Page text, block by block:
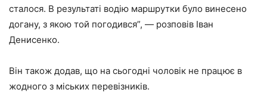
сталося. В результаті водію маршрутки було винесено
догану, з якою той погодився”, — розповів Іван
Денисенко.
Він також додав, що на сьогодні чоловік не працює в
жодного з міських перевізників.